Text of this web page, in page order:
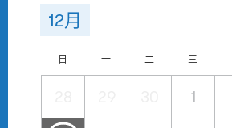
12月
日 一 二 三
1